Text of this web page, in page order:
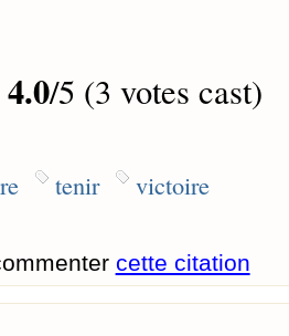
4.0/5 (3 votes cast)
tenir victoire
cette citation